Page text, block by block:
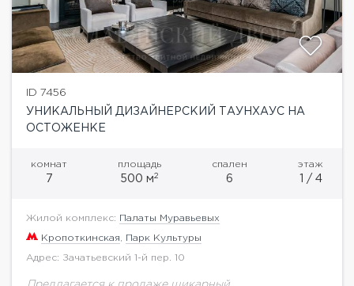
ID 7456
УНИКАЛЬНЫЙ ДИЗАЙНЕРСКИЙ ТАУНХАУС НА
ОСТОЖЕНКЕ
комнат
7
площадь
500 м2
спален
6
этаж
1 / 4
Жилой комплекс: Палаты Муравьевых
Кропоткинская Парк Культуры
Адрес: Зачатьевский 1-й пер. 10
Предлагается к продаже шикарный